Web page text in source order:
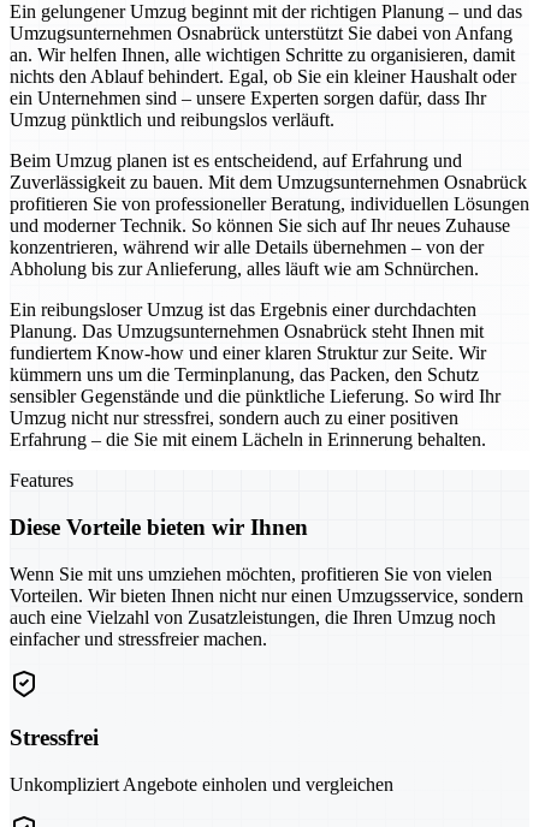
Ein gelungener Umzug beginnt mit der richtigen Planung – und das
Umzugsunternehmen Osnabrück unterstützt Sie dabei von Anfang
an. Wir helfen Ihnen, alle wichtigen Schritte zu organisieren, damit
nichts den Ablauf behindert. Egal, ob Sie ein kleiner Haushalt oder
ein Unternehmen sind – unsere Experten sorgen dafür, dass Ihr
Umzug pünktlich und reibungslos verläuft.
Beim Umzug planen ist es entscheidend, auf Erfahrung und
Zuverlässigkeit zu bauen. Mit dem Umzugsunternehmen Osnabrück
profitieren Sie von professioneller Beratung, individuellen Lösungen
und moderner Technik. So können Sie sich auf Ihr neues Zuhause
konzentrieren, während wir alle Details übernehmen – von der
Abholung bis zur Anlieferung, alles läuft wie am Schnürchen.
Ein reibungsloser Umzug ist das Ergebnis einer durchdachten
Planung. Das Umzugsunternehmen Osnabrück steht Ihnen mit
fundiertem Know-how und einer klaren Struktur zur Seite. Wir
kümmern uns um die Terminplanung, das Packen, den Schutz
sensibler Gegenstände und die pünktliche Lieferung. So wird Ihr
Umzug nicht nur stressfrei, sondern auch zu einer positiven
Erfahrung – die Sie mit einem Lächeln in Erinnerung behalten.
Features
Diese Vorteile bieten wir Ihnen
Wenn Sie mit uns umziehen möchten, profitieren Sie von vielen
Vorteilen. Wir bieten Ihnen nicht nur einen Umzugsservice, sondern
auch eine Vielzahl von Zusatzleistungen, die Ihren Umzug noch
einfacher und stressfreier machen.
Stressfrei
Unkompliziert Angebote einholen und vergleichen